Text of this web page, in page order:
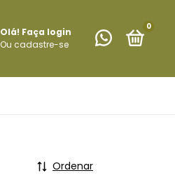
Olá! Faça login
Ou cadastre-se
0
Ordenar